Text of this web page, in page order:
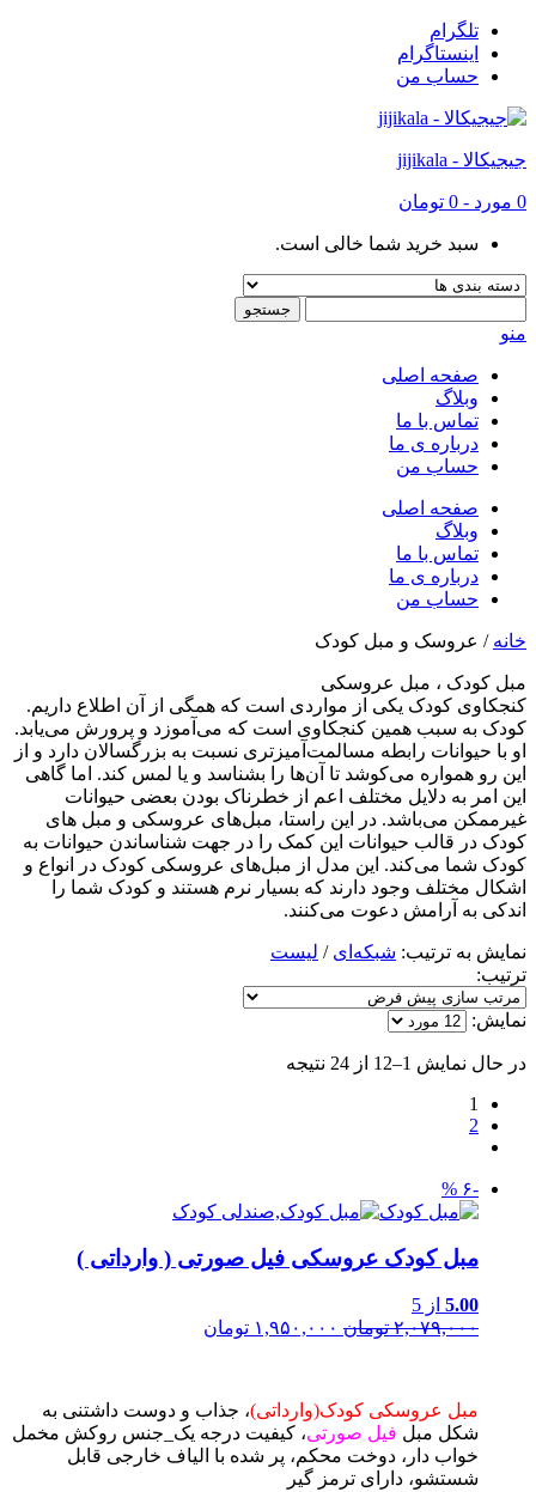
تلگرام
اینستاگرام
حساب من
جیجیکالا - jijikala
0 مورد - 0 تومان
سبد خرید شما خالی است.
منو
صفحه اصلی
وبلاگ
تماس با ما
درباره ی ما
حساب من
صفحه اصلی
وبلاگ
تماس با ما
درباره ی ما
حساب من
خانه / عروسک و مبل کودک
مبل کودک ، مبل عروسکی
کنجکاوی کودک یکی از مواردی است که همگی از آن اطلاع داریم.
کودک به سبب همین کنجکاوی است که می‌آموزد و پرورش می‌یابد.
او با حیوانات رابطه مسالمت‌آمیزتری نسبت به بزرگسالان دارد و از
این رو همواره می‌کوشد تا آن‌ها را بشناسد و یا لمس کند. اما گاهی
این امر به دلایل مختلف اعم از خطرناک بودن بعضی حیوانات
غیرممکن می‌باشد. در این راستا، مبل‌های عروسکی و مبل های
کودک در قالب حیوانات این کمک را در جهت شناساندن حیوانات به
کودک شما می‌کند. این مدل از مبل‌های عروسکی کودک در انواع و
اشکال مختلف وجود دارند که بسیار نرم هستند و کودک شما را
اندکی به آرامش دعوت می‌کنند.
نمایش به ترتیب: شبکه‌ای / لیست
ترتیب:
نمایش:
در حال نمایش 1–12 از 24 نتیجه
1
2
-۶ %
مبل کودک عروسکی فیل صورتی ( وارداتی )
5.00 از 5
۲,۰۷۹,۰۰۰ تومان
۱,۹۵۰,۰۰۰ تومان
مبل عروسکی کودک(وارداتی)، جذاب و دوست داشتنی به
شکل مبل فیل صورتی، کیفیت درجه یک_جنس روکش مخمل
خواب دار، دوخت محکم، پر شده با الیاف خارجی قابل
شستشو، دارای ترمز گیر